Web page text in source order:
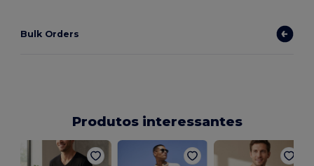
Bulk Orders
Produtos interessantes